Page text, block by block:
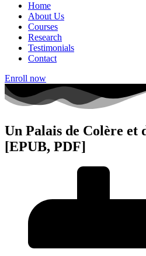
Home
About Us
Courses
Research
Testimonials
Contact
Enroll now
Un Palais de Colère et
[EPUB, PDF]